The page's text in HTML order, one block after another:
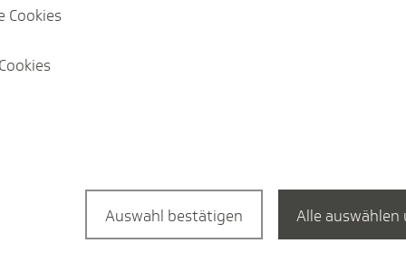
Behörde finden Sie Infos zu
Cookies
Auswahl bestätigen Alle auswählen